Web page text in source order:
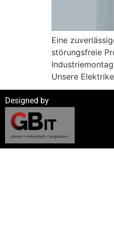
Eine
störungsfreie
Unsere
Designed by